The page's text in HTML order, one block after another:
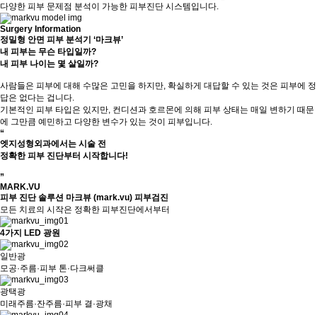
다양한 피부 문제점 분석이 가능한 피부진단 시스템입니다.
Surgery Information
정밀형 안면 피부 분석기 ‘마크뷰’
내 피부는 무슨 타입일까?
내 피부 나이는 몇 살일까?
사람들은 피부에 대해 수많은 고민을 하지만, 확실하게 대답할 수 있는 것은 피부에 정
답은 없다는 겁니다.
기본적인 피부 타입은 있지만, 컨디션과 호르몬에 의해 피부 상태는 매일 변하기 때문
에 그만큼 예민하고 다양한 변수가 있는 것이 피부입니다.
“
엣지성형외과에서는 시술 전
정확한 피부 진단부터 시작합니다!
”
MARK.VU
피부 진단 솔루션 마크뷰 (mark.vu) 피부검진
모든 치료의 시작은 정확한 피부진단에서부터
4가지 LED 광원
일반광
모공·주름·피부 톤·다크써클
광택광
미래주름·잔주름·피부 결·광채